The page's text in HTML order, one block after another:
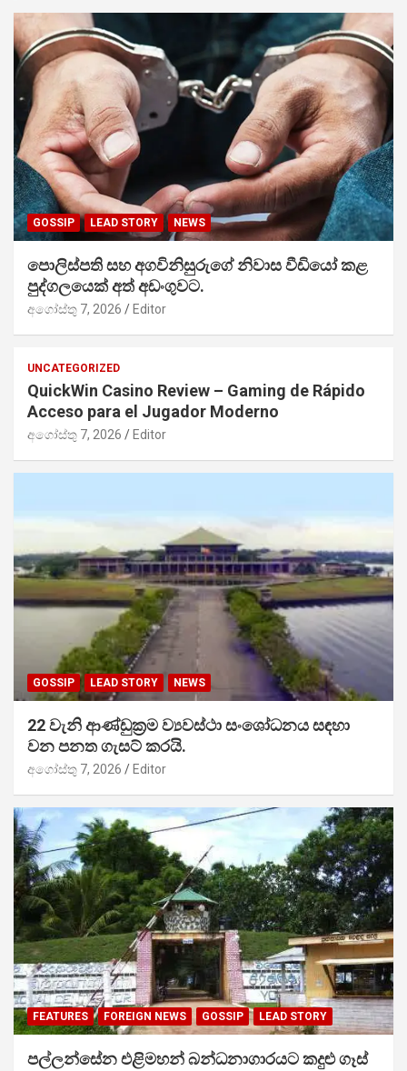
GOSSIP LEAD STORY NEWS
පොලිස්පති සහ අගවිනිසුරුගේ නිවාස වීඩියෝ කළ
පුද්ගලයෙක් අත් අඩංගුවට.
අගෝස්තු 7, 2026 Editor
UNCATEGORIZED
QuickWin Casino Review – Gaming de Rápido
Acceso para el Jugador Moderno
අගෝස්තු 7, 2026 Editor
GOSSIP LEAD STORY NEWS
22 වැනි ආණ්ඩුක්‍රම ව්‍යවස්ථා සංශෝධනය සඳහා
වන පනත ගැසට් කරයි.
අගෝස්තු 7, 2026 Editor
FEATURES FOREIGN NEWS GOSSIP LEAD STORY
පල්ලන්සේන එළිමහන් බන්ධනාගාරයට කදුළු ගෑස්